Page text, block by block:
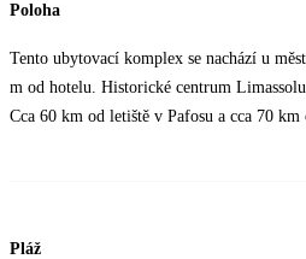
Poloha
Tento ubytovací komplex se nachází u
m od hotelu. Historické centrum
Cca 60 km od letiště v Pafosu a cca 70
Pláž